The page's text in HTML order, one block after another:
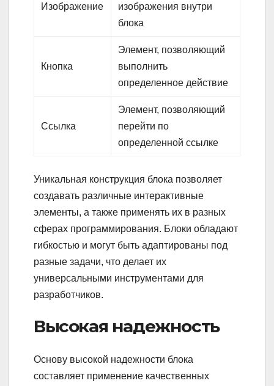
Изображение
изображения внутри
блока
Кнопка
Элемент, позволяющий
выполнить
определенное действие
Ссылка
Элемент, позволяющий
перейти по
определенной ссылке
Уникальная конструкция блока позволяет
создавать различные интерактивные
элементы, а также применять их в разных
сферах программирования. Блоки обладают
гибкостью и могут быть адаптированы под
разные задачи, что делает их
универсальными инструментами для
разработчиков.
Высокая надежность
Основу высокой надежности блока
составляет применение качественных